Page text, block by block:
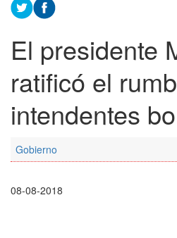
El presidente
ratificó el
intendentes
Gobierno
08-08-2018